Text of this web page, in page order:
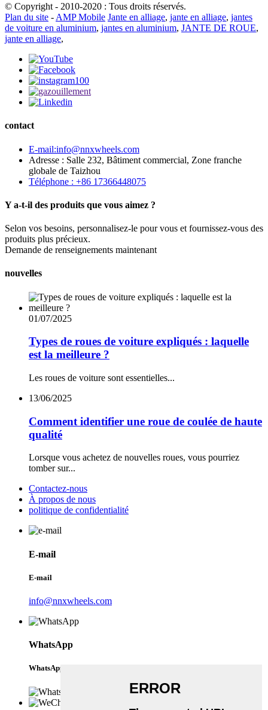
© Copyright - 2010-2020 : Tous droits réservés.
Plan du site - AMP Mobile Jante en alliage, jante en alliage, jantes
de voiture en aluminium, jantes en aluminium, JANTE DE ROUE,
jante en alliage,
contact
E-mail:info@nnxwheels.com
Adresse : Salle 232, Bâtiment commercial, Zone franche
globale de Taizhou
Téléphone : +86 17366448075
Y a-t-il des produits que vous aimez ?
Selon vos besoins, personnalisez-le pour vous et fournissez-vous des
produits plus précieux.
Demande de renseignements maintenant
nouvelles
01/07/2025
Types de roues de voiture expliqués : laquelle
est la meilleure ?
Les roues de voiture sont essentielles...
13/06/2025
Comment identifier une roue de coulée de haute
qualité
Lorsque vous achetez de nouvelles roues, vous pourriez
tomber sur...
Contactez-nous
À propos de nous
politique de confidentialité
E-mail
E-mail
info@nnxwheels.com
WhatsApp
WhatsApp